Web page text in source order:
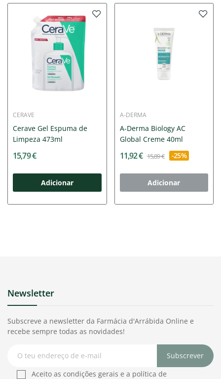
CERAVE
Cerave Gel Espuma de
Limpeza 473ml
15,79 €
Adicionar
A-DERMA
A-Derma Biology AC
Global Creme 40ml
11,92 € 15,89 € -25%
Adicionar
Newsletter
Subscreve a newsletter da Farmácia d'Arrábida Online e
recebe sempre todas as novidades!
Subscrever
Aceito as condições gerais e a política de